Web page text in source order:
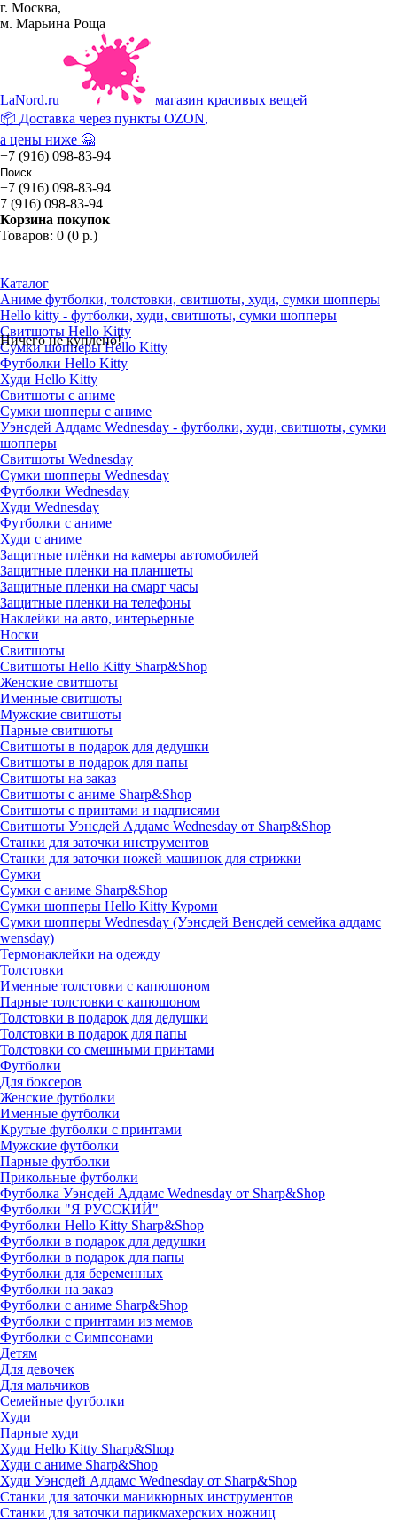
г. Москва,
м. Марьина Роща
LaNord.ru
магазин красивых вещей
📦 Доставка через пункты OZON,
а цены ниже 🤗
+7 (916) 098-83-94
+7 (916) 098-83-94
7 (916) 098-83-94
Корзина покупок
Товаров: 0 (0 р.)
Ничего не куплено!
Каталог
Аниме футболки, толстовки, свитшоты, худи, сумки шопперы
Hello kitty - футболки, худи, свитшоты, сумки шопперы
Свитшоты Hello Kitty
Сумки шопперы Hello Kitty
Футболки Hello Kitty
Худи Hello Kitty
Свитшоты с аниме
Сумки шопперы с аниме
Уэнсдей Аддамс Wednesday - футболки, худи, свитшоты, сумки
шопперы
Свитшоты Wednesday
Сумки шопперы Wednesday
Футболки Wednesday
Худи Wednesday
Футболки с аниме
Худи с аниме
Защитные плёнки на камеры автомобилей
Защитные пленки на планшеты
Защитные пленки на смарт часы
Защитные пленки на телефоны
Наклейки на авто, интерьерные
Носки
Свитшоты
Cвитшоты Hello Kitty Sharp&Shop
Женские свитшоты
Именные свитшоты
Мужские свитшоты
Парные свитшоты
Свитшоты в подарок для дедушки
Свитшоты в подарок для папы
Свитшоты на заказ
Свитшоты с аниме Sharp&Shop
Свитшоты с принтами и надписями
Свитшоты Уэнсдей Аддамс Wednesday от Sharp&Shop
Станки для заточки инструментов
Станки для заточки ножей машинок для стрижки
Сумки
Сумки с аниме Sharp&Shop
Сумки шопперы Hello Kitty Куроми
Сумки шопперы Wednesday (Уэнсдей Венсдей семейка аддамс
wensday)
Термонаклейки на одежду
Толстовки
Именные толстовки с капюшоном
Парные толстовки с капюшоном
Толстовки в подарок для дедушки
Толстовки в подарок для папы
Толстовки со смешными принтами
Футболки
Для боксеров
Женские футболки
Именные футболки
Крутые футболки с принтами
Мужские футболки
Парные футболки
Прикольные футболки
Футболка Уэнсдей Аддамс Wednesday от Sharp&Shop
Футболки "Я РУССКИЙ"
Футболки Hello Kitty Sharp&Shop
Футболки в подарок для дедушки
Футболки в подарок для папы
Футболки для беременных
Футболки на заказ
Футболки с аниме Sharp&Shop
Футболки с принтами из мемов
Футболки с Симпсонами
Детям
Для девочек
Для мальчиков
Семейные футболки
Худи
Парные худи
Худи Hello Kitty Sharp&Shop
Худи с аниме Sharp&Shop
Худи Уэнсдей Аддамс Wednesday от Sharp&Shop
Станки для заточки маникюрных инструментов
Станки для заточки парикмахерских ножниц